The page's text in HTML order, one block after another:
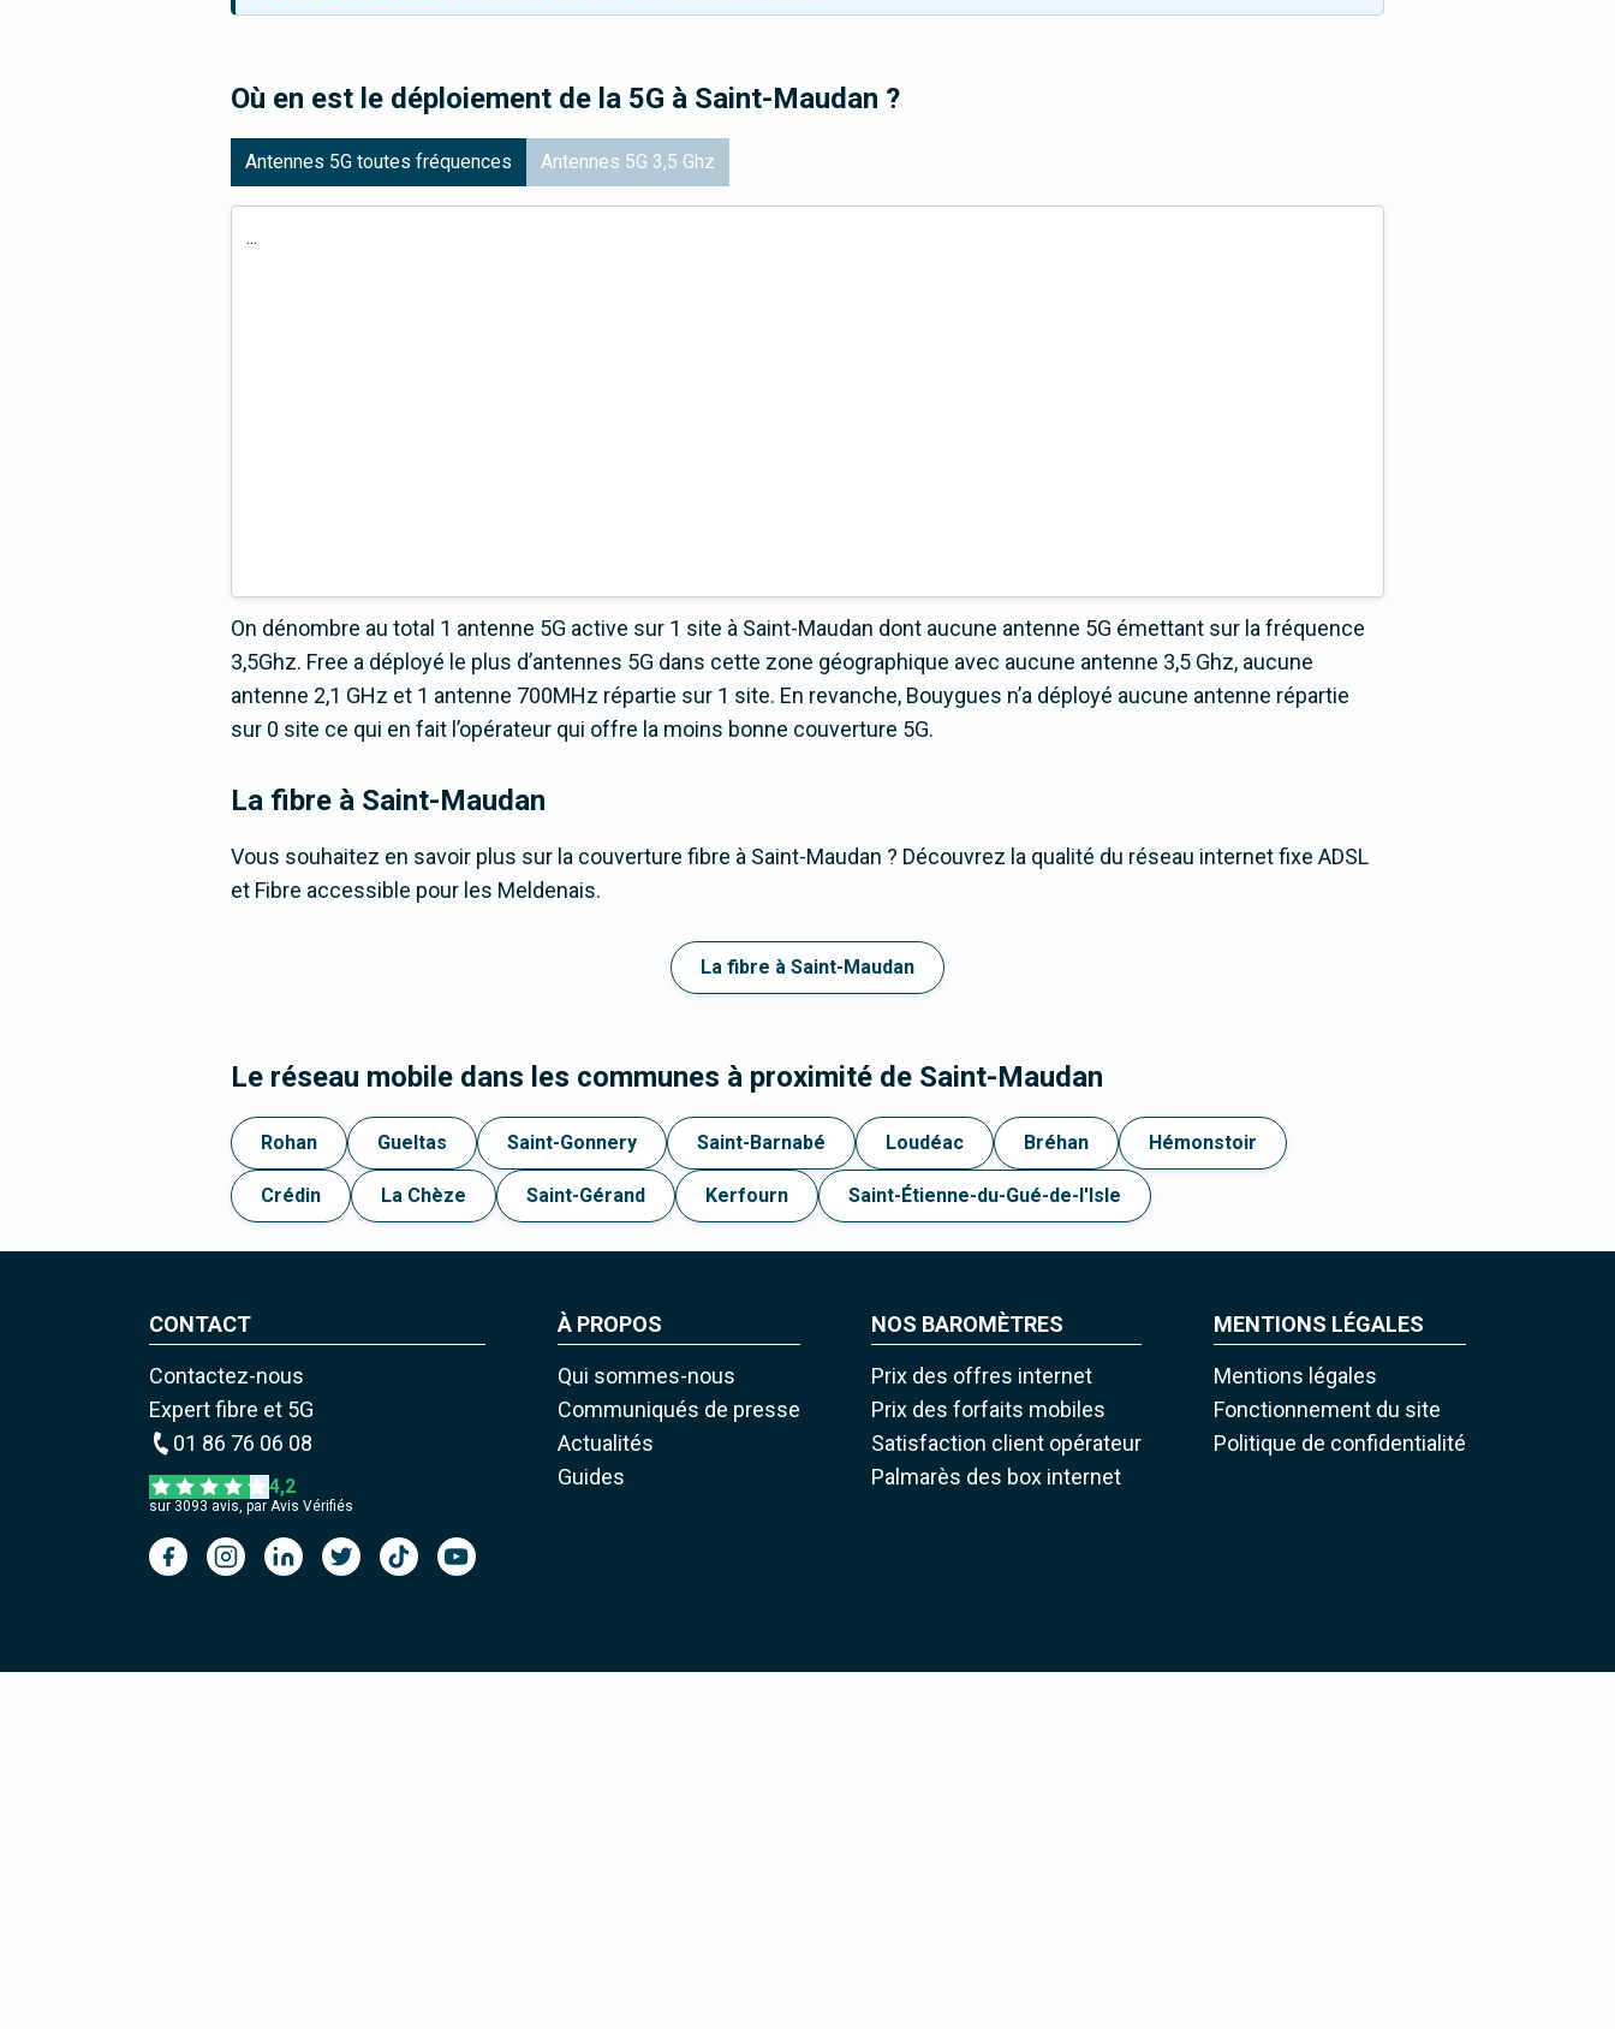
Où en est le déploiement de la 5G à Saint-Maudan ?
Antennes 5G toutes fréquences Antennes 5G 3,5 Ghz
...
On dénombre au total 1 antenne 5G active sur 1 site à Saint-Maudan dont aucune antenne 5G émettant sur la fréquence
3,5Ghz. Free a déployé le plus d’antennes 5G dans cette zone géographique avec aucune antenne 3,5 Ghz, aucune
antenne 2,1 GHz et 1 antenne 700MHz répartie sur 1 site. En revanche, Bouygues n’a déployé aucune antenne répartie
sur 0 site ce qui en fait l’opérateur qui offre la moins bonne couverture 5G.
La fibre à Saint-Maudan
Vous souhaitez en savoir plus sur la couverture fibre à Saint-Maudan ? Découvrez la qualité du réseau internet fixe ADSL
et Fibre accessible pour les Meldenais.
La fibre à Saint-Maudan
Le réseau mobile dans les communes à proximité de Saint-Maudan
Rohan Gueltas Saint-Gonnery Saint-Barnabé Loudéac Bréhan Hémonstoir
Crédin La Chèze Saint-Gérand Kerfourn Saint-Étienne-du-Gué-de-l'Isle
CONTACT
Contactez-nous
Expert fibre et 5G
01 86 76 06 08
4,2
sur 3093 avis, par Avis Vérifiés
À PROPOS
Qui sommes-nous
Communiqués de presse
Actualités
Guides
NOS BAROMÈTRES
Prix des offres internet
Prix des forfaits mobiles
Satisfaction client opérateur
Palmarès des box internet
MENTIONS LÉGALES
Mentions légales
Fonctionnement du site
Politique de confidentialité